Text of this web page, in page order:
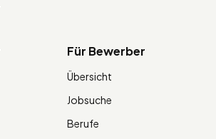
Für Bewerber
Übersicht
Jobsuche
Berufe